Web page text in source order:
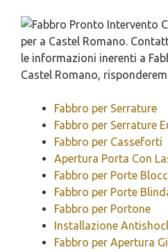
Fabbro per Serrature
Fabbro per Serrature
Fabbro per Casseforti
Apertura Porta Con
Fabbro per Porte
Fabbro per Porte
Fabbro per Portone
Installazione
Fabbro per Apertura